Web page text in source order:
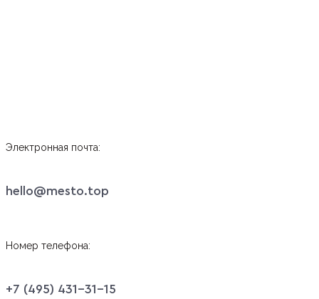
Электронная почта:
hello@mesto.top
Номер телефона:
+7 (495) 431-31-15